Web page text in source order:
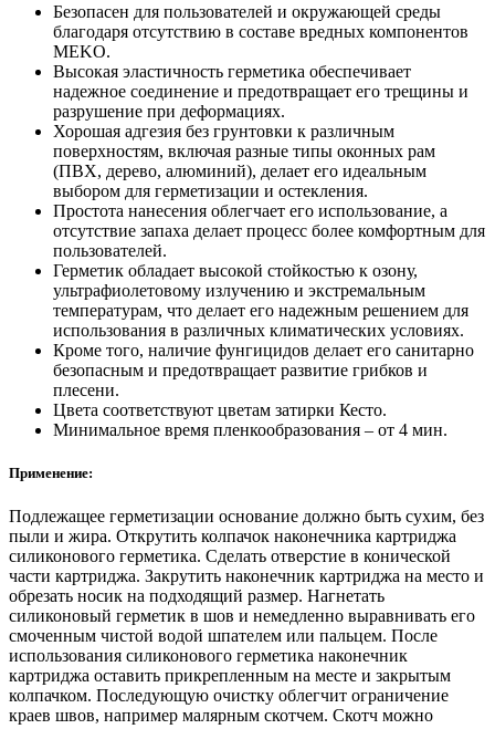
Безопасен для пользователей и окружающей среды
благодаря отсутствию в составе вредных компонентов
MEKO.
Высокая эластичность герметика обеспечивает
надежное соединение и предотвращает его трещины и
разрушение при деформациях.
Хорошая адгезия без грунтовки к различным
поверхностям, включая разные типы оконных рам
(ПВХ, дерево, алюминий), делает его идеальным
выбором для герметизации и остекления.
Простота нанесения облегчает его использование, а
отсутствие запаха делает процесс более комфортным для
пользователей.
Герметик обладает высокой стойкостью к озону,
ультрафиолетовому излучению и экстремальным
температурам, что делает его надежным решением для
использования в различных климатических условиях.
Кроме того, наличие фунгицидов делает его санитарно
безопасным и предотвращает развитие грибков и
плесени.
Цвета соответствуют цветам затирки Кесто.
Минимальное время пленкообразования – от 4 мин.
Применение:
Подлежащее герметизации основание должно быть сухим, без
пыли и жира. Открутить колпачок наконечника картриджа
силиконового герметика. Сделать отверстие в конической
части картриджа. Закрутить наконечник картриджа на место и
обрезать носик на подходящий размер. Нагнетать
силиконовый герметик в шов и немедленно выравнивать его
смоченным чистой водой шпателем или пальцем. После
использования силиконового герметика наконечник
картриджа оставить прикрепленным на месте и закрытым
колпачком. Последующую очистку облегчит ограничение
краев швов, например малярным скотчем. Скотч можно